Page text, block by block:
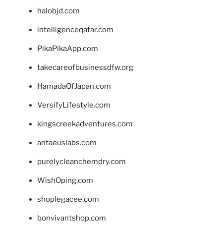
halobjd.com
intelligenceqatar.com
PikaPikaApp.com
takecareofbusinessdfw.org
HamadaOfJapan.com
VersifyLifestyle.com
kingscreekadventures.com
antaeuslabs.com
purelycleanchemdry.com
WishOping.com
shoplegacee.com
bonvivantshop.com